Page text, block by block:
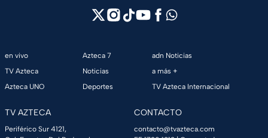
en vivo
TV Azteca
Azteca UNO
Azteca 7
Noticias
Deportes
adn Noticias
a más +
TV Azteca Internacional
TV AZTECA
Periférico Sur 4121,
CONTACTO
contacto@tvazteca.com